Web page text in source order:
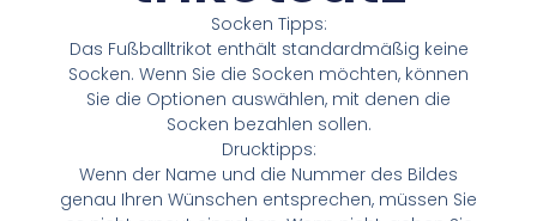
Socken Tipps:
Das Fußballtrikot enthält standardmäßig keine
Socken. Wenn Sie die Socken möchten, können
Sie die Optionen auswählen, mit denen die
Socken bezahlen sollen.
Drucktipps:
Wenn der Name und die Nummer des Bildes
genau Ihren Wünschen entsprechen, müssen Sie